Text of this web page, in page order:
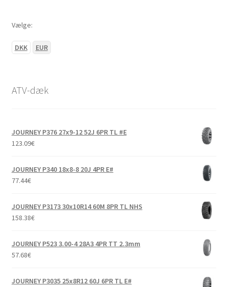
Vælge:
DKK EUR
ATV-dæk
JOURNEY P376 27x9-12 52J 6PR TL #E
123.09€
JOURNEY P340 18x8-8 20J 4PR E#
77.44€
JOURNEY P3173 30x10R14 60M 8PR TL NHS
158.38€
JOURNEY P523 3.00-4 28A3 4PR TT 2.3mm
57.68€
JOURNEY P3035 25x8R12 60J 6PR TL E#